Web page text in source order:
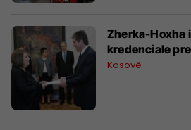
Zherka-Hoxha
kredenciale
Kosovë